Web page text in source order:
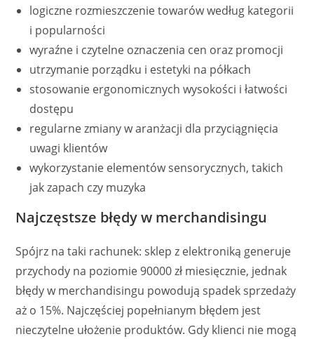
logiczne rozmieszczenie towarów według kategorii
i popularności
wyraźne i czytelne oznaczenia cen oraz promocji
utrzymanie porządku i estetyki na półkach
stosowanie ergonomicznych wysokości i łatwości
dostępu
regularne zmiany w aranżacji dla przyciągnięcia
uwagi klientów
wykorzystanie elementów sensorycznych, takich
jak zapach czy muzyka
Najczęstsze błędy w merchandisingu
Spójrz na taki rachunek: sklep z elektroniką generuje
przychody na poziomie 90000 zł miesięcznie, jednak
błędy w merchandisingu powodują spadek sprzedaży
aż o 15%. Najczęściej popełnianym błędem jest
nieczytelne ułożenie produktów. Gdy klienci nie mogą